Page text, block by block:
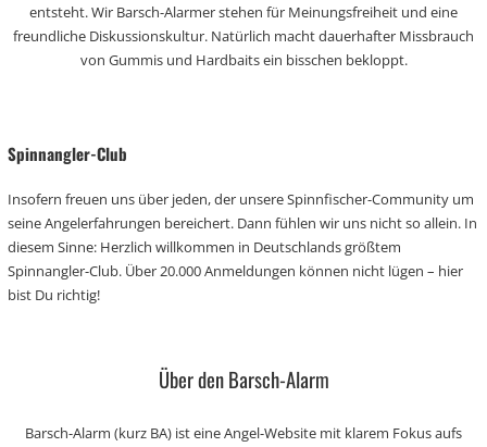
entsteht. Wir Barsch-Alarmer stehen für Meinungsfreiheit und eine
freundliche Diskussionskultur. Natürlich macht dauerhafter Missbrauch
von Gummis und Hardbaits ein bisschen bekloppt.
Spinnangler-Club
Insofern freuen uns über jeden, der unsere Spinnfischer-Community um
seine Angelerfahrungen bereichert. Dann fühlen wir uns nicht so allein. In
diesem Sinne: Herzlich willkommen in Deutschlands größtem
Spinnangler-Club. Über 20.000 Anmeldungen können nicht lügen – hier
bist Du richtig!
Über den Barsch-Alarm
Barsch-Alarm (kurz BA) ist eine Angel-Website mit klarem Fokus aufs